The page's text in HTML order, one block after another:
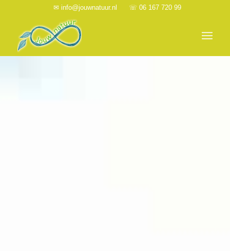
✉info@jouwnatuur.nl ☏ 06 167 720 99